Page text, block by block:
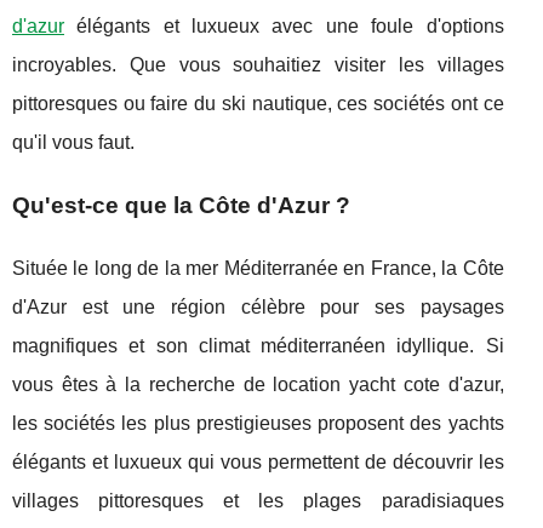
d'azur élégants et luxueux avec une foule d'options
incroyables. Que vous souhaitiez visiter les villages
pittoresques ou faire du ski nautique, ces sociétés ont ce
qu'il vous faut.
Qu'est-ce que la Côte d'Azur ?
Située le long de la mer Méditerranée en France, la Côte
d'Azur est une région célèbre pour ses paysages
magnifiques et son climat méditerranéen idyllique. Si
vous êtes à la recherche de location yacht cote d'azur,
les sociétés les plus prestigieuses proposent des yachts
élégants et luxueux qui vous permettent de découvrir les
villages pittoresques et les plages paradisiaques